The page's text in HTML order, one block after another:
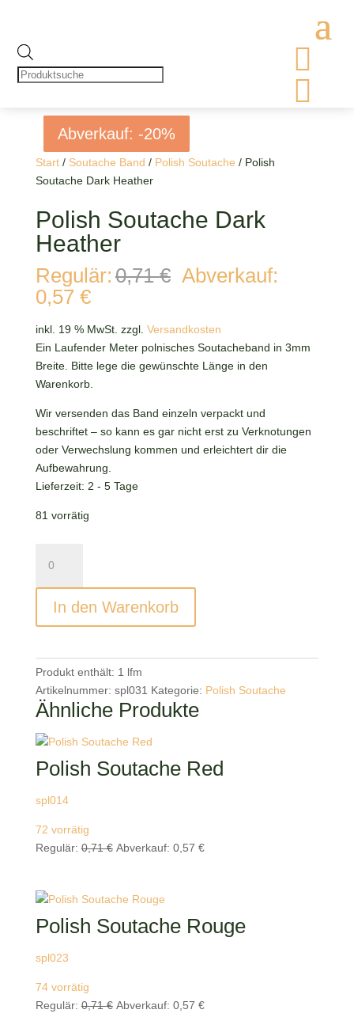
search


Start/ Soutache Band / Polish Soutache / Polish
Soutache Dark Heather
Abverkauf: -20%
Polish Soutache Dark
Heather
Regulär: 0,71€ Ursprünglicher
0,71 €
Abverkauf:
0,57 €Aktueller
ist:
0,57 €.
inkl. 19 % MwSt. zzgl. Versandkosten
Ein Laufender Meter polnisches Soutacheband in 3mm
Breite. Bitte lege die gewünschte Länge in den
Warenkorb.
Wir versenden das Band einzeln verpackt und
beschriftet – so kann es gar nicht erst zu Verknotungen
oder Verwechslung kommen und erleichtert dir die
Aufbewahrung.
Lieferzeit: 2 - 5 Tage
81 vorrätig
Soutache
Dark
Heather
Menge
In den Warenkorb
Produkt enthält: 1 lfm
Artikelnummer: spl031 Kategorie: Polish Soutache
Ähnliche Produkte
Abverkauf: -20%
Polish Soutache Red
spl014
72 vorrätig
Regulär: 0,71€ Ursprünglicher
0,71 €
Abverkauf: 0,57 €Aktueller
Abverkauf: -20%
Polish Soutache Rouge
spl023
74 vorrätig
Regulär: 0,71€ Ursprünglicher
Abverkauf: 0,57 €Aktueller
Abverkauf: -20%